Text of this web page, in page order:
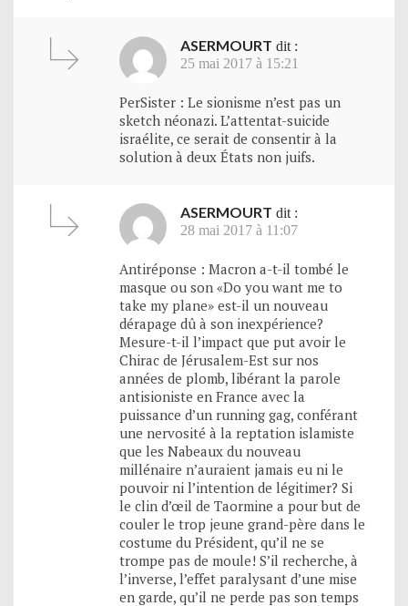
ASERMOURT dit :
25 mai 2017 à 15:21
PerSister : Le sionisme n’est pas un
sketch néonazi. L’attentat-suicide
israélite, ce serait de consentir à la
solution à deux États non juifs.
ASERMOURT dit :
28 mai 2017 à 11:07
Antiréponse : Macron a-t-il tombé le
masque ou son «Do you want me to
take my plane» est-il un nouveau
dérapage dû à son inexpérience?
Mesure-t-il l’impact que put avoir le
Chirac de Jérusalem-Est sur nos
années de plomb, libérant la parole
antisioniste en France avec la
puissance d’un running gag, conférant
une nervosité à la reptation islamiste
que les Nabeaux du nouveau
millénaire n’auraient jamais eu ni le
pouvoir ni l’intention de légitimer? Si
le clin d’œil de Taormine a pour but de
couler le trop jeune grand-père dans le
costume du Président, qu’il ne se
trompe pas de moule! S’il recherche, à
l’inverse, l’effet paralysant d’une mise
en garde, qu’il ne perde pas son temps